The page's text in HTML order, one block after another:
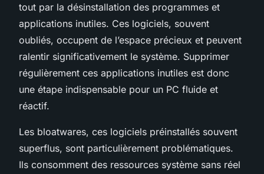
tout par la désinstallation des programmes et
applications inutiles. Ces logiciels, souvent
oubliés, occupent de l’espace précieux et peuvent
ralentir significativement le système. Supprimer
régulièrement ces applications inutiles est donc
une étape indispensable pour un PC fluide et
réactif.
Les bloatwares, ces logiciels préinstallés souvent
superflus, sont particulièrement problématiques.
Ils consomment des ressources système sans réel